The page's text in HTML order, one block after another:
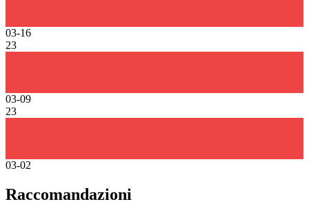
03-16
23
03-09
23
03-02
Raccomandazioni